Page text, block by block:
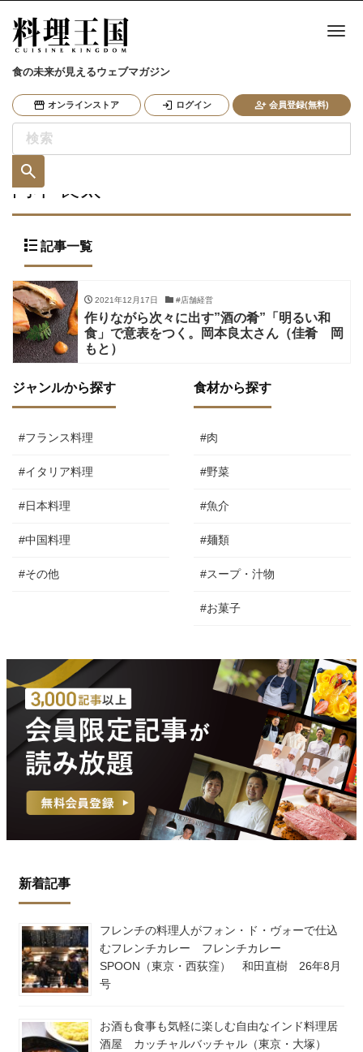
食の未来が見えるウェブマガジン
オンラインストア ログイン 会員登録(無料)
ナ
岡本 良太
記事一覧
2021年12月17日 #店舗経営
作りながら次々に出す”酒の肴”「明るい和
食」で意表をつく。岡本良太さん（佳肴 岡
もと）
ジャンルから探す
#フランス料理
#イタリア料理
#日本料理
#中国料理
#その他
食材から探す
#肉
#野菜
#魚介
#麺類
#スープ・汁物
#お菓子
新着記事
フレンチの料理人がフォン・ド・ヴォーで仕込
むフレンチカレー フレンチカレー
SPOON（東京・西荻窪） 和田直樹 26年8月
号
お酒も食事も気軽に楽しむ自由なインド料理居
酒屋 カッチャルバッチャル（東京・大塚）